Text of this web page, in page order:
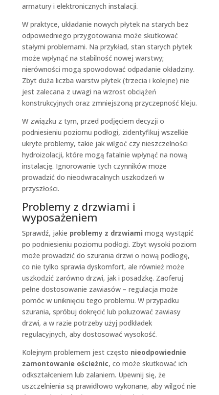
armatury i elektronicznych instalacji.
W praktyce, układanie nowych płytek na starych bez
odpowiedniego przygotowania może skutkować
stałymi problemami. Na przykład, stan starych płytek
może wpłynąć na stabilność nowej warstwy;
nierówności mogą spowodować odpadanie okładziny.
Zbyt duża liczba warstw płytek (trzecia i kolejne) nie
jest zalecana z uwagi na wzrost obciążeń
konstrukcyjnych oraz zmniejszoną przyczepność kleju.
W związku z tym, przed podjęciem decyzji o
podniesieniu poziomu podłogi, zidentyfikuj wszelkie
ukryte problemy, takie jak wilgoć czy nieszczelności
hydroizolacji, które mogą fatalnie wpłynąć na nową
instalację. Ignorowanie tych czynników może
prowadzić do nieodwracalnych uszkodzeń w
przyszłości.
Problemy z drzwiami i
wyposażeniem
Sprawdź, jakie problemy z drzwiami mogą wystąpić
po podniesieniu poziomu podłogi. Zbyt wysoki poziom
może prowadzić do szurania drzwi o nową podłogę,
co nie tylko sprawia dyskomfort, ale również może
uszkodzić zarówno drzwi, jak i posadzkę. Zaoferuj
pełne dostosowanie zawiasów – regulacja może
pomóc w uniknięciu tego problemu. W przypadku
szurania, spróbuj dokręcić lub poluzować zawiasy
drzwi, a w razie potrzeby użyj podkładek
regulacyjnych, aby dostosować wysokość.
Kolejnym problemem jest często nieodpowiednie
zamontowanie ościeżnic, co może skutkować ich
odkształceniem lub zalaniem. Upewnij się, że
uszczelnienia są prawidłowo wykonane, aby wilgoć nie